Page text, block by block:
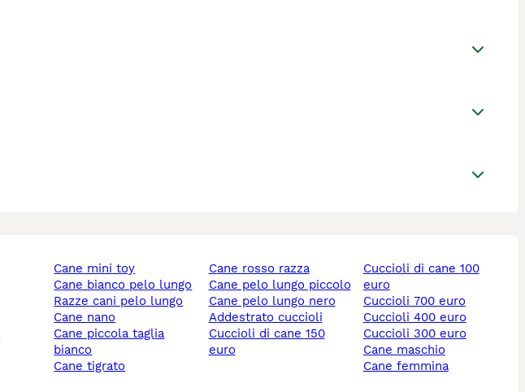
cane mini toy
cane bianco pelo lungo
razze cani pelo lungo
cane nano
cane piccola taglia
bianco
cane tigrato
cane rosso razza
cane pelo lungo piccolo
cane pelo lungo nero
addestrato cuccioli
cuccioli di cane 150
euro
cuccioli di cane 100
euro
cuccioli 700 euro
cuccioli 400 euro
cuccioli 300 euro
cane maschio
cane femmina